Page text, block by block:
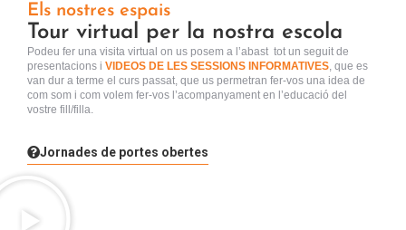
Els nostres espais
Tour virtual per la nostra escola
Podeu fer una visita virtual on us posem a l’abast tot un seguit de
presentacions i VIDEOS DE LES SESSIONS INFORMATIVES , que es
van dur a terme el curs passat, que us permetran fer-vos una idea de
com som i com volem fer-vos l’acompanyament en l’educació del
vostre fill/filla.
Jornades de portes obertes